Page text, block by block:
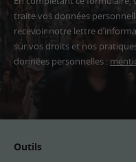
traite vos données
recevoir notre lettre
sur vos droits et nos
données personnelles :
Adresse
Outils